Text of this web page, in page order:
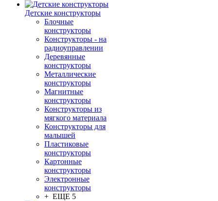
Детские конструкторы
Блочные
конструкторы
Конструкторы - на
радиоуправлении
Деревянные
конструкторы
Металлические
конструкторы
Магнитные
конструкторы
Конструкторы из
мягкого материала
Конструкторы для
малышей
Пластиковые
конструкторы
Картонные
конструкторы
Электронные
конструкторы
+ ЕЩЕ 5